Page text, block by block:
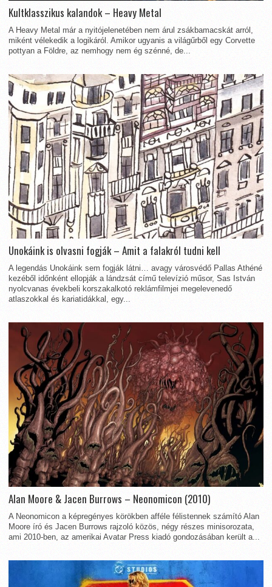
Kultklasszikus kalandok – Heavy Metal
A Heavy Metal már a nyitójelenetében nem árul zsákbamacskát arról,
miként vélekedik a logikáról. Amikor ugyanis a világűrből egy Corvette
pottyan a Földre, az nemhogy nem ég szénné, de...
Unokáink is olvasni fogják – Amit a falakról tudni kell
A legendás Unokáink sem fogják látni… avagy városvédő Pallas Athéné
kezéből időnként ellopják a lándzsát című televízió műsor, Sas István
nyolcvanas évekbeli korszakalkotó reklámfilmjei megelevenedő
atlaszokkal és kariatidákkal, egy...
Alan Moore & Jacen Burrows – Neonomicon (2010)
A Neonomicon a képregényes körökben afféle félistennek számító Alan
Moore író és Jacen Burrows rajzoló közös, négy részes minisorozata,
ami 2010-ben, az amerikai Avatar Press kiadó gondozásában került a...